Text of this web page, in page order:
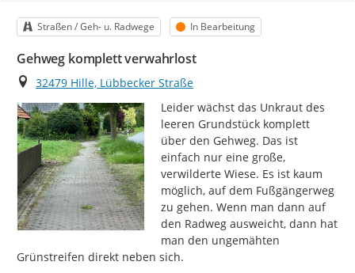
Kategorie
Straßen / Geh- u. Radwege Status
In Bearbeitung
Gehweg komplett verwahrlost
Ort
32479 Hille, Lübbecker Straße
Leider wächst das Unkraut des
leeren Grundstück komplett
über den Gehweg. Das ist
einfach nur eine große,
verwilderte Wiese. Es ist kaum
möglich, auf dem Fußgängerweg
zu gehen. Wenn man dann auf
den Radweg ausweicht, dann hat
man den ungemähten
Grünstreifen direkt neben sich.